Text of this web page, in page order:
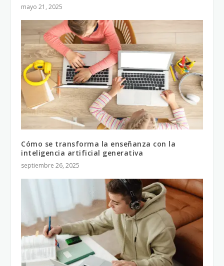
mayo 21, 2025
Cómo se transforma la enseñanza con la
inteligencia artificial generativa
septiembre 26, 2025